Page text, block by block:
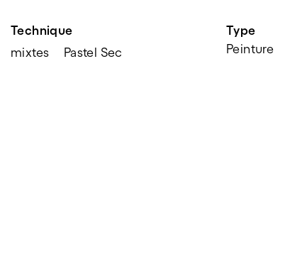
Technique
mixtes
Pastel Sec
Type
Peinture